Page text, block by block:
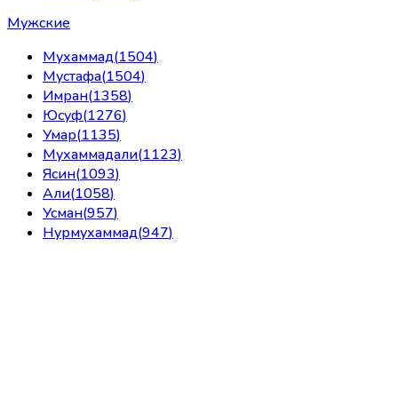
Мужские
Мухаммад(1504)
Мустафа(1504)
Имран(1358)
Юсуф(1276)
Умар(1135)
Мухаммадали(1123)
Ясин(1093)
Али(1058)
Усман(957)
Нурмухаммад(947)